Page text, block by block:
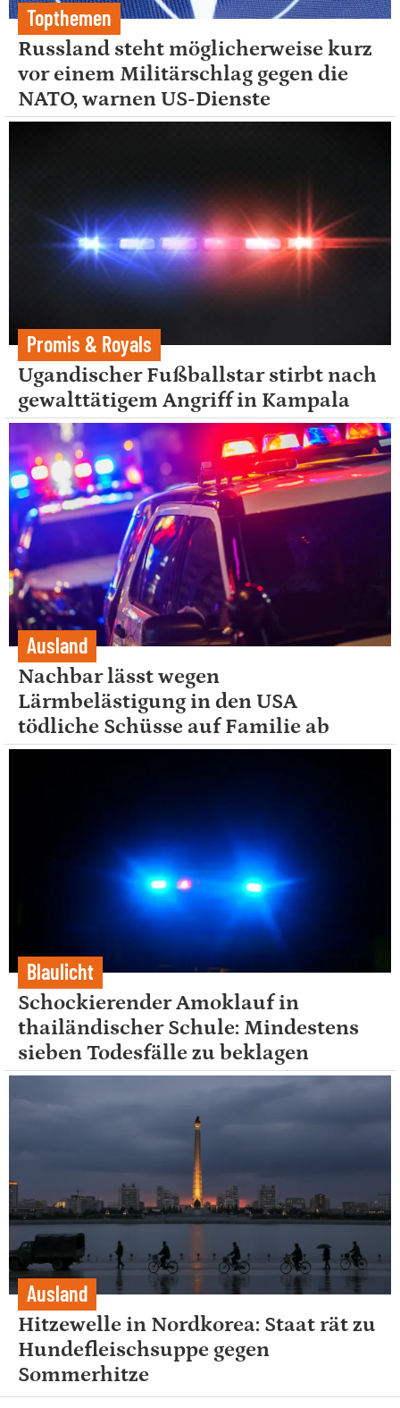
Topthemen
Russland steht möglicherweise kurz
vor einem Militärschlag gegen die
NATO, warnen US-Dienste
Promis & Royals
Ugandischer Fußballstar stirbt nach
gewalttätigem Angriff in Kampala
Ausland
Nachbar lässt wegen
Lärmbelästigung in den USA
tödliche Schüsse auf Familie ab
Blaulicht
Schockierender Amoklauf in
thailändischer Schule: Mindestens
sieben Todesfälle zu beklagen
Ausland
Hitzewelle in Nordkorea: Staat rät zu
Hundefleischsuppe gegen
Sommerhitze